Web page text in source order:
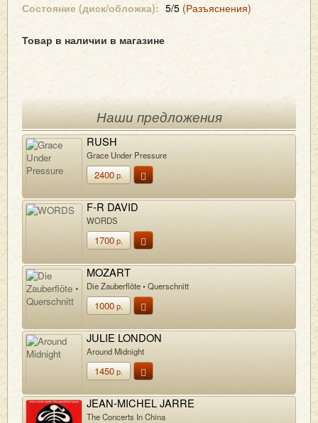
Состояние (диск/обложка): 5/5 (Разъяснения)
Товар в наличии в магазине
Наши предложения
RUSH
Grace Under Pressure
2400р.
F-R DAVID
WORDS
1700р.
MOZART
Die Zauberflöte • Querschnitt
1000р.
JULIE LONDON
Around Midnight
1450р.
JEAN-MICHEL JARRE
The Concerts In China